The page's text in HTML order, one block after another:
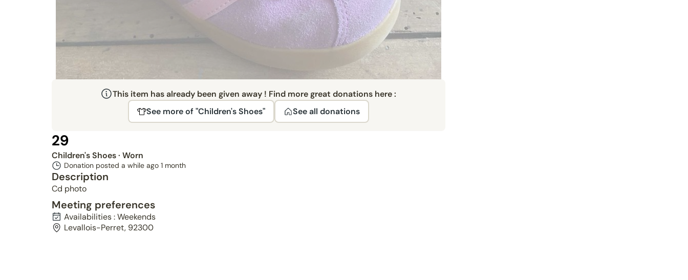
This item has already been given away ! Find more great donations here :
See more of "Children's Shoes"
See all donations
29
Children's Shoes· Worn
Donation posted a while ago 1 month
Description
Cd photo
Meeting preferences
Availabilities : Weekends
Levallois-Perret, 92300